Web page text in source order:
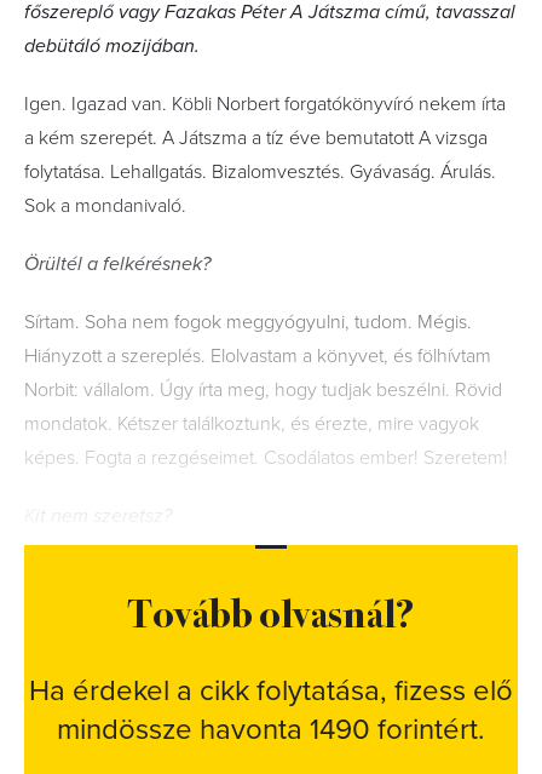
főszereplő vagy Fazakas Péter A Játszma című, tavasszal
debütáló mozijában.
Igen. Igazad van. Köbli Norbert forgatókönyvíró nekem írta
a kém szerepét. A Játszma a tíz éve bemutatott A vizsga
folytatása. Lehallgatás. Bizalomvesztés. Gyávaság. Árulás.
Sok a mondanivaló.
Örültél a felkérésnek?
Sírtam. Soha nem fogok meggyógyulni, tudom. Mégis.
Hiányzott a szereplés. Elolvastam a könyvet, és fölhívtam
Norbit: vállalom. Úgy írta meg, hogy tudjak beszélni. Rövid
mondatok. Kétszer találkoztunk, és érezte, mire vagyok
képes. Fogta a rezgéseimet. Csodálatos ember! Szeretem!
Tovább olvasnál?
Ha érdekel a cikk folytatása, fizess elő
mindössze havonta 1490 forintért.